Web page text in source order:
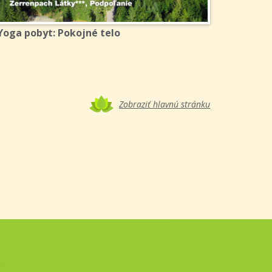
pobyt: Pokojné telo
Zobraziť hlavnú stránku